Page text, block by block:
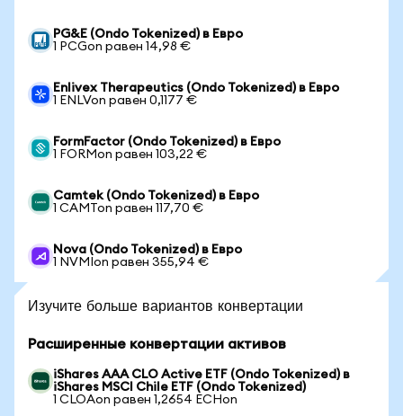
PG&E (Ondo Tokenized) в Евро
1 PCGon равен 14,98 €
Enlivex Therapeutics (Ondo Tokenized) в Евро
1 ENLVon равен 0,1177 €
FormFactor (Ondo Tokenized) в Евро
1 FORMon равен 103,22 €
Camtek (Ondo Tokenized) в Евро
1 CAMTon равен 117,70 €
Nova (Ondo Tokenized) в Евро
1 NVMIon равен 355,94 €
Изучите больше вариантов конвертации
Расширенные конвертации активов
iShares AAA CLO Active ETF (Ondo Tokenized) в
iShares MSCI Chile ETF (Ondo Tokenized)
1 CLOAon равен 1,2654 ECHon